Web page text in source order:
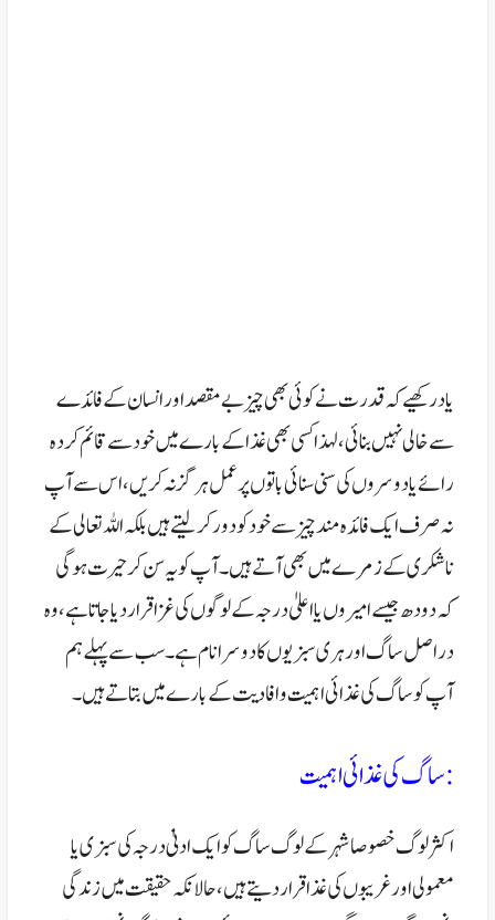
یاد رکھیے کہ قدرت نے کوئی بھی چیز بے مقصد اور انسان کے فائدے
سے خالی نہیں بنائی، لہذا کسی بھی غذا کے بارے میں خود سے قائم کردہ
رائے یا دوسروں کی سنی سنائی باتوں پر عمل ہرگز نہ کریں،اس سے آپ
نہ صرف ایک فائدہ مند چیز سے خود کو دور کر لیتے ہیں بلکہ اللہ تعالی کے
ناشکری کے زمرے میں بھی آتے ہیں۔آپ کو یہ سن کر حیرت ہو گی
کہ دودھ جیسے امیروں یا اعلیٰ درجہ کے لوگوں کی غزا قرار دیا جاتا ہے، وہ
دراصل ساگ اور ہری سبزیوں کا دوسرا نام ہے۔سب سے پہلے ہم
آپ کو ساگ کی غذائی اہمیت و افادیت کے بارے میں بتاتے ہیں۔
:ساگ کی غذائی اہمیت
اکثر لوگ خصوصا شہر کے لوگ ساگ کو ایک ادنیٰ درجہ کی سبزی یا
معمولی اور غریبوں کی غذا قرار دیتے ہیں، حالانکہ حقیقت میں زندگی